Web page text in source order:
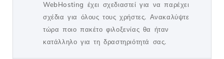
WebHosting έχει σχεδιαστεί για να παρέχει
σχέδια για όλους τους χρήστες. Ανακαλύψτε
τώρα ποιο πακέτο φιλοξενίας θα ήταν
κατάλληλο για τη δραστηριότητά σας.